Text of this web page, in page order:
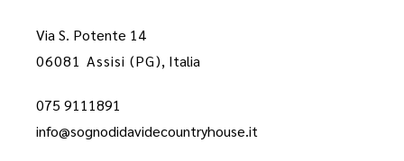
Via S. Potente 14
06081 Assisi (PG), Italia
075 9111891
info@sognodidavidecountryhouse.it